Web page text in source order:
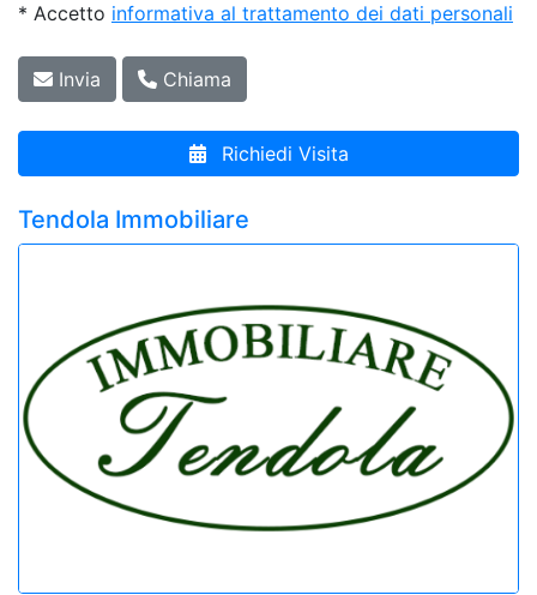
* Accetto informativa al trattamento dei dati personali
Invia Chiama
Richiedi Visita
Tendola Immobiliare